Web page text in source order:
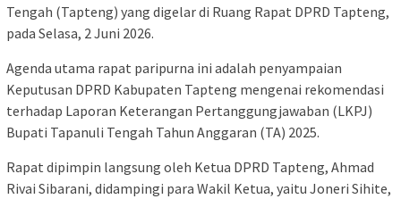
Tengah (Tapteng) yang digelar di Ruang Rapat DPRD Tapteng,
pada Selasa, 2 Juni 2026.
Agenda utama rapat paripurna ini adalah penyampaian
Keputusan DPRD Kabupaten Tapteng mengenai rekomendasi
terhadap Laporan Keterangan Pertanggungjawaban (LKPJ)
Bupati Tapanuli Tengah Tahun Anggaran (TA) 2025.
Rapat dipimpin langsung oleh Ketua DPRD Tapteng, Ahmad
Rivai Sibarani, didampingi para Wakil Ketua, yaitu Joneri Sihite,